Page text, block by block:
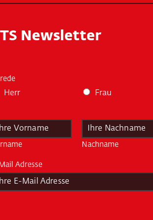
Newsletter
Herr Frau
Nachname
Adresse